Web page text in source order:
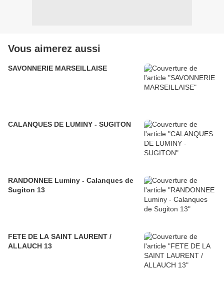
Vous aimerez aussi
SAVONNERIE MARSEILLAISE
CALANQUES DE LUMINY - SUGITON
RANDONNEE Luminy - Calanques de
Sugiton 13
FETE DE LA SAINT LAURENT /
ALLAUCH 13